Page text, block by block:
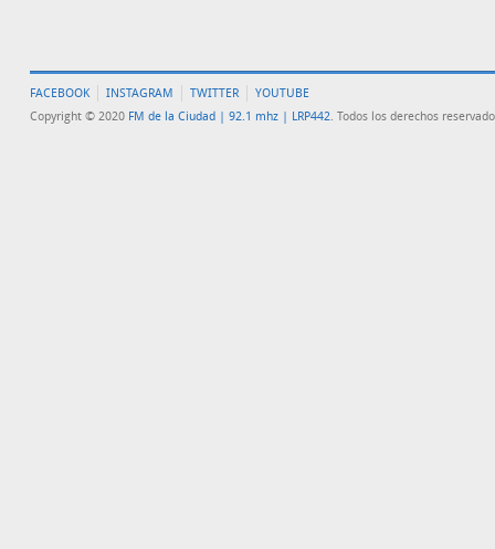
FACEBOOK INSTAGRAM TWITTER
YOUTUBE
Copyright © 2020 FM de la Ciudad | 92.1 mhz | LRP442. Todos los derechos